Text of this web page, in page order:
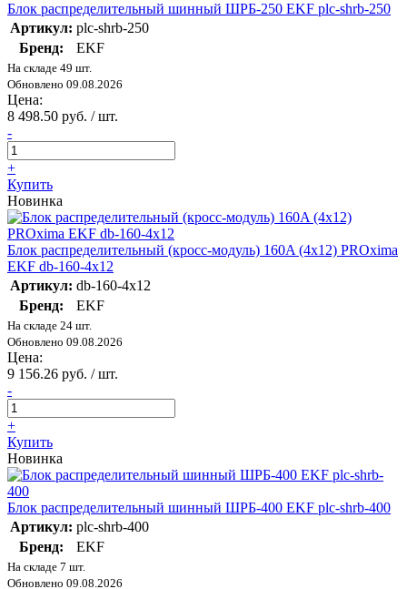
Блок распределительный шинный ШРБ-250 EKF plc-shrb-250
Артикул: plc-shrb-250
Бренд:
EKF
На складе 49 шт.
Обновлено 09.08.2026
Цена:
8 498.50 руб. / шт.
-
+
Купить
Новинка
Блок распределительный (кросс-модуль) 160A (4x12) PROxima
EKF db-160-4x12
Артикул: db-160-4x12
Бренд:
EKF
На складе 24 шт.
Обновлено 09.08.2026
Цена:
9 156.26 руб. / шт.
-
+
Купить
Новинка
Блок распределительный шинный ШРБ-400 EKF plc-shrb-400
Артикул: plc-shrb-400
Бренд:
EKF
На складе 7 шт.
Обновлено 09.08.2026